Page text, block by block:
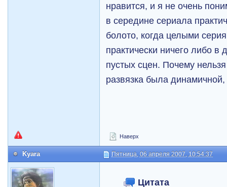
нравится, и я не очень
в середине сериала
болото, когда целыми
практически ничего либо
пустых сцен. Почему
развязка была
Наверх
Kyara Пятница, 06 апреля 2007, 10:54:37
Цитата